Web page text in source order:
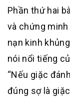
Phần thứ hai
và chứng minh
nạn kinh
nói nổi tiếng
“Nếu giặc
đúng sợ là